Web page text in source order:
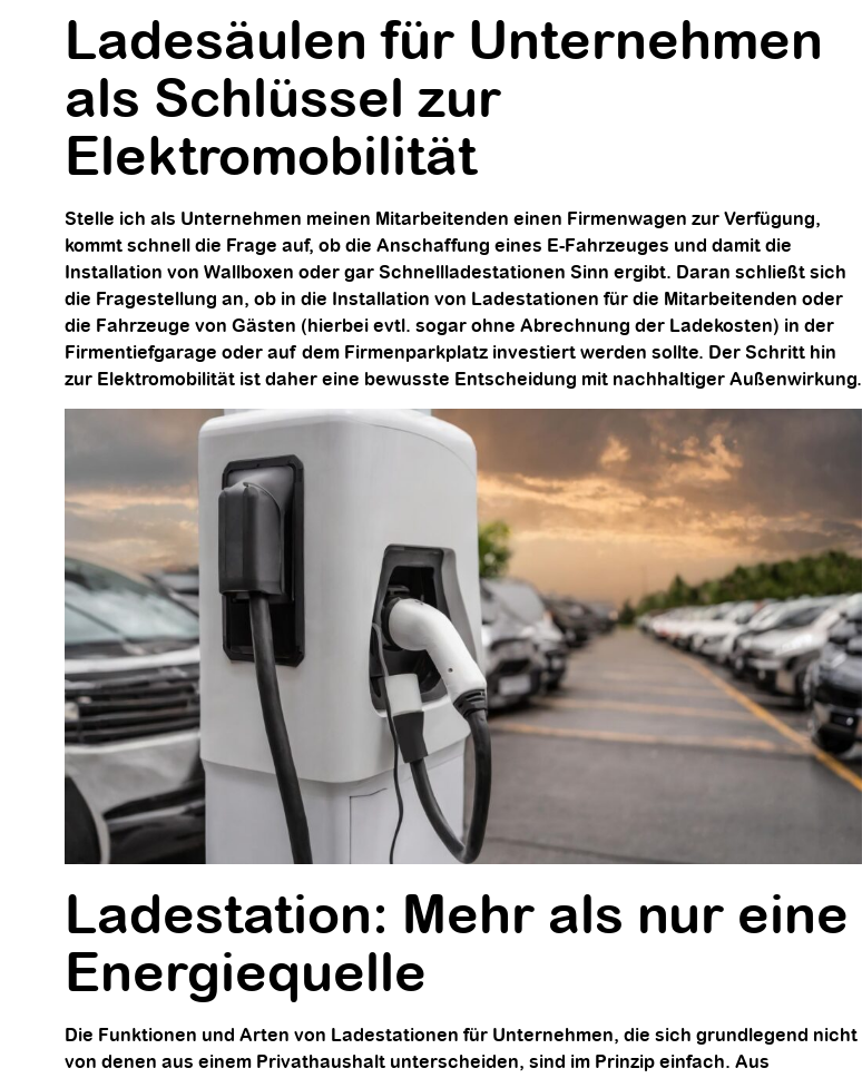
Ladesäulen für Unternehmen
als Schlüssel zur
Elektromobilität
Stelle ich als Unternehmen meinen Mitarbeitenden einen Firmenwagen zur Verfügung,
kommt schnell die Frage auf, ob die Anschaffung eines E-Fahrzeuges und damit die
Installation von Wallboxen oder gar Schnellladestationen Sinn ergibt. Daran schließt sich
die Fragestellung an, ob in die Installation von Ladestationen für die Mitarbeitenden oder
die Fahrzeuge von Gästen (hierbei evtl. sogar ohne Abrechnung der Ladekosten) in der
Firmentiefgarage oder auf dem Firmenparkplatz investiert werden sollte. Der Schritt hin
zur Elektromobilität ist daher eine bewusste Entscheidung mit nachhaltiger Außenwirkung.
Ladestation: Mehr als nur eine
Energiequelle
Die Funktionen und Arten von Ladestationen für Unternehmen, die sich grundlegend nicht
von denen aus einem Privathaushalt unterscheiden, sind im Prinzip einfach. Aus